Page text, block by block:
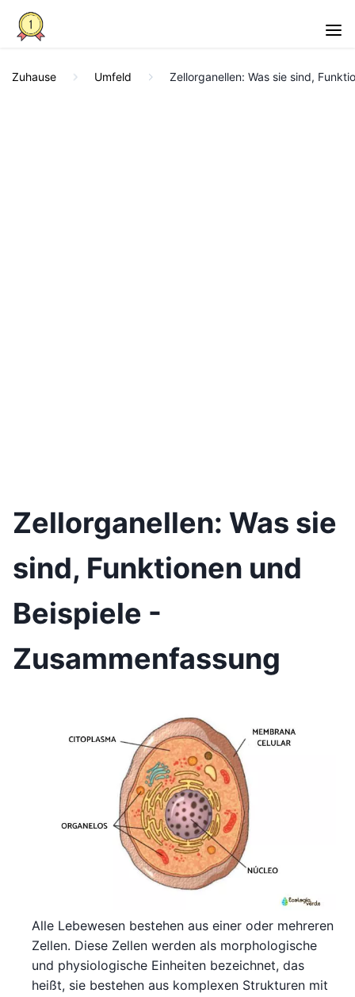
Zuhause Umfeld Zellorganellen: Was sie sind,
Zellorganellen: Was sie
sind, Funktionen und
Beispiele -
Zusammenfassung
Alle Lebewesen bestehen aus einer oder mehreren
Zellen. Diese Zellen werden als morphologische
und physiologische Einheiten bezeichnet, das
heißt, sie bestehen aus komplexen Strukturen mit